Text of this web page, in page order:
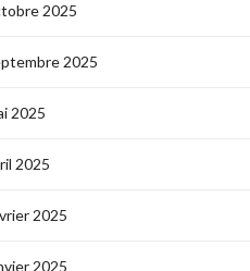
2025
2025
2025
2025
2025
2025